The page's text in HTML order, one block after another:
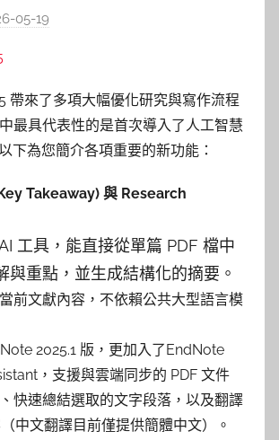
05-19
n
t
h
帶來了多項大幅優化研究與寫作流程
最具代表性的是首次導入了人工智慧
下為您簡介各項重要的新功能：
Takeaway) 與 Research
工具，能直接從單篇 PDF 檔中
與重點，並生成結構化的摘要。
前文獻內容，不依賴公共大型語言模
2025.1 版，更加入了EndNote
，支援與雲端同步的 PDF 文件
快速總結選取的文字段落，以及翻譯
中文翻譯目前僅提供簡體中文）。